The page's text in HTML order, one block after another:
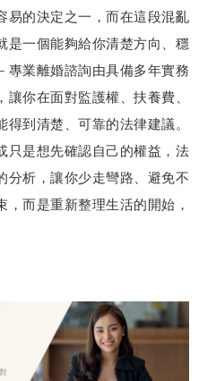
易的決定之一，而在這段混亂
是一個能夠給你清楚方向、穩
專業離婚諮詢由具備多年實務
你在面對監護權、扶養費、
到清楚、可靠的法律建議。
只是想先確認自己的權益，法
分析，讓你少走彎路、避免不
而是重新整理生活的開始，